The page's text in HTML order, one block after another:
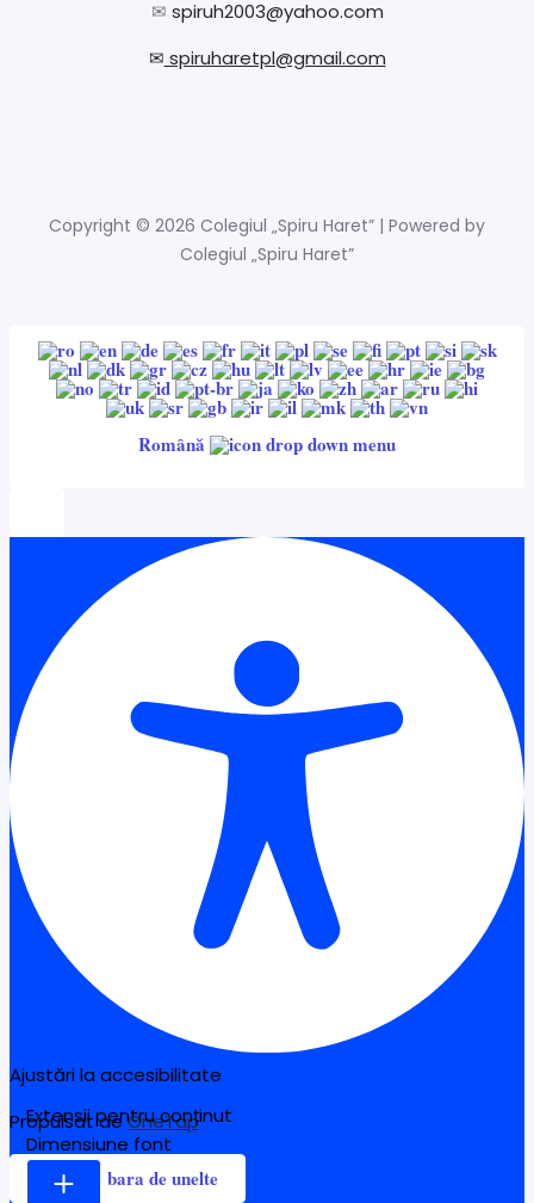
✉ spiruh2003@yahoo.com
✉ spiruharetpl@gmail.com
Copyright © 2026 Colegiul „Spiru Haret” | Powered by
Colegiul „Spiru Haret”
Română
Ajustări la accesibilitate
Propulsat deOneTap
Ascunde bara de unelte
Extensii pentru conținut
Dimensiune font